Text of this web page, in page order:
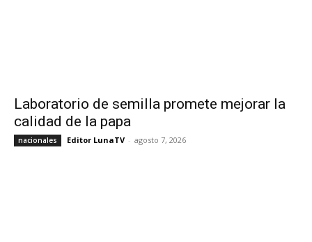
Laboratorio de semilla promete mejorar la
calidad de la papa
nacionales Editor LunaTV - agosto 7, 2026